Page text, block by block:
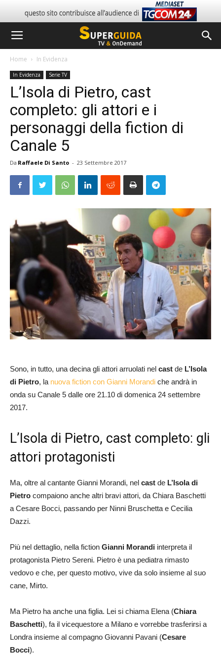
Home In Evidenza
In Evidenza Serie TV
L’Isola di Pietro, cast
completo: gli attori e i
personaggi della fiction di
Canale 5
Da Raffaele Di Santo - 23 Settembre 2017
Sono, in tutto, una decina gli attori arruolati nel cast de L’Isola
di Pietro, la nuova fiction con Gianni Morandi che andrà in
onda su Canale 5 dalle ore 21.10 di domenica 24 settembre
2017.
L’Isola di Pietro, cast completo: gli
attori protagonisti
Ma, oltre al cantante Gianni Morandi, nel cast de L’Isola di
Pietro compaiono anche altri bravi attori, da Chiara Baschetti
a Cesare Bocci, passando per Ninni Bruschetta e Cecilia
Dazzi.
Più nel dettaglio, nella fiction Gianni Morandi interpreta il
protagonista Pietro Sereni. Pietro è una pediatra rimasto
vedovo e che, per questo motivo, vive da solo insieme al suo
cane, Mirto.
Ma Pietro ha anche una figlia. Lei si chiama Elena (Chiara
Baschetti), fa il vicequestore a Milano e vorrebbe trasferirsi a
Londra insieme al compagno Giovanni Pavani (Cesare
Bocci).